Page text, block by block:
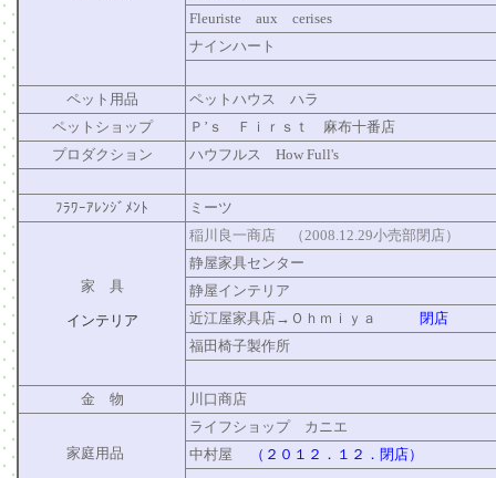
Fleuriste aux cerises
ナインハート
ペット用品
ペットハウス ハラ
ペットショップ
Ｐ’ｓ Ｆｉｒｓｔ 麻布十番店
プロダクション
ハウフルス How Full's
ﾌﾗﾜｰｱﾚﾝｼﾞﾒﾝﾄ ミーツ
家 具
インテリア
稲川良一商店 （2008.12.29小売部閉店）
静屋家具センター
静屋インテリア
近江屋家具店→Ｏｈｍｉｙａ
閉店
福田椅子製作所
金 物 川口商店
家庭用品
ライフショップ カニエ
中村屋
（２０１２．１２．閉店）